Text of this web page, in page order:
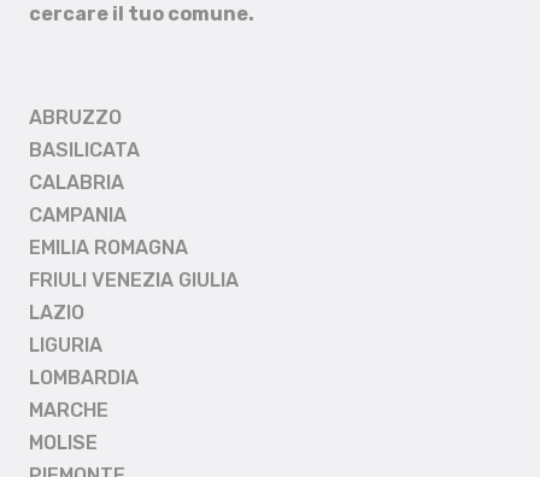
cercare il tuo comune.
ABRUZZO
BASILICATA
CALABRIA
CAMPANIA
EMILIA ROMAGNA
FRIULI VENEZIA GIULIA
LAZIO
LIGURIA
LOMBARDIA
MARCHE
MOLISE